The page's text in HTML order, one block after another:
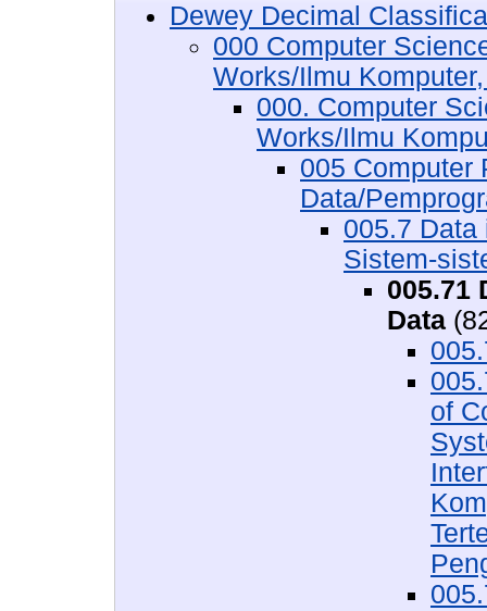
Dewey Decimal
000 Computer
Works/Ilmu
000. Computer
Works/Ilmu
005 Computer
Data/
005.7 Data
Sistem-
005.71
Data
of